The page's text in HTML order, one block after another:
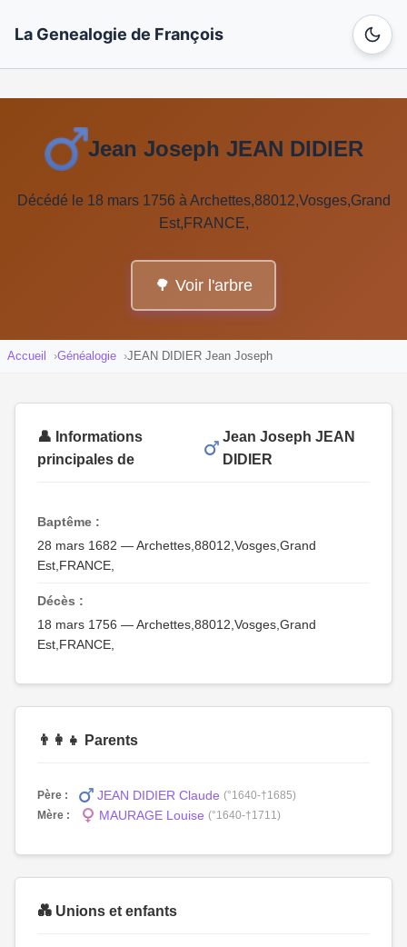
La Genealogie de François
Jean Joseph JEAN DIDIER
Décédé le 18 mars 1756 à Archettes,88012,Vosges,Grand
Est,FRANCE,
🌳 Voir l'arbre
Accueil Généalogie JEAN DIDIER Jean Joseph
👤 Informations
principales de
Jean Joseph JEAN
DIDIER
Baptême :
28 mars 1682 — Archettes,88012,Vosges,Grand
Est,FRANCE,
Décès :
18 mars 1756 — Archettes,88012,Vosges,Grand
Est,FRANCE,
👨‍👩‍👧 Parents
Père : JEAN DIDIER Claude (°1640-†1685)
Mère :
MAURAGE Louise (°1640-†1711)
💑 Unions et enfants